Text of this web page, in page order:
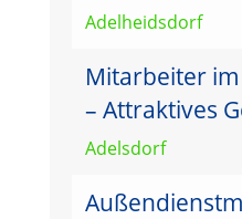
Adelheidsdorf
Mitarbeiter
– Attraktives
Adelsdorf